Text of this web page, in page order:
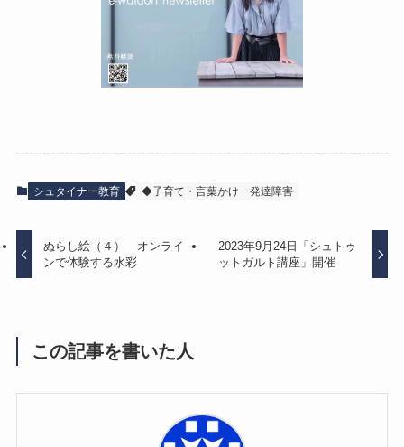
シュタイナー教育 ◆子育て・言葉かけ 発達障害
ぬらし絵（４） オンライ
ンで体験する水彩
2023年9月24日「シュトゥ
ットガルト講座」開催
この記事を書いた人